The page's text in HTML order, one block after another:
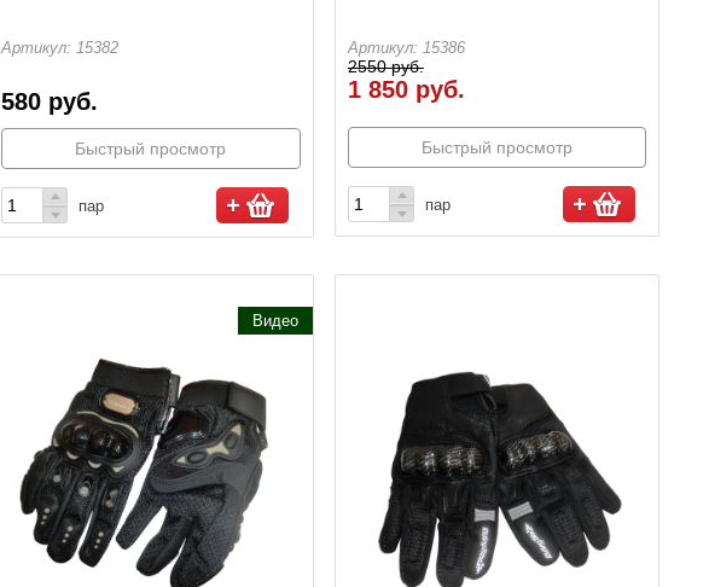
Артикул: 15382
580 руб.
Быстрый просмотр
пар
Артикул: 15386
2550 руб.
1 850 руб.
Быстрый просмотр
пар
Видео